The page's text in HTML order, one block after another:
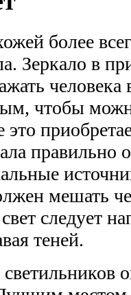
более
Зеркало в
человека
чтобы
это
правильно
мешать
следует
теней.